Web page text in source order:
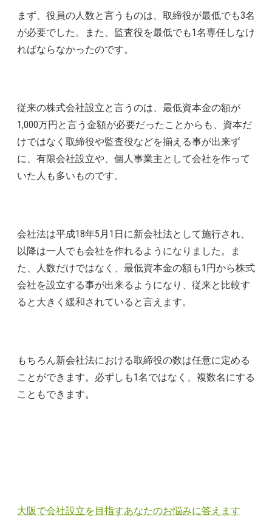
まず、役員の人数と言うものは、取締役が最低でも3名
が必要でした。また、監査役を最低でも1名専任しなけ
ればならなかったのです。
従来の株式会社設立と言うのは、最低資本金の額が
1,000万円と言う金額が必要だったことからも、資本だ
けではなく取締役や監査役などを揃える事が出来ず
に、有限会社設立や、個人事業主として会社を作って
いた人も多いものです。
会社法は平成18年5月1日に新会社法として施行され、
以降は一人でも会社を作れるようになりました。ま
た、人数だけではなく、最低資本金の額も1円から株式
会社を設立する事が出来るようになり、従来と比較す
ると大きく緩和されていると言えます。
もちろん新会社法における取締役の数は任意に定める
ことができます。必ずしも1名ではなく、複数名にする
こともできます。
大阪で会社設立を目指すあなたのお悩みに答えます